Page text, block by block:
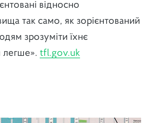
відносно
так само, як зорієнтований
зрозуміти їхнє
легше». tfl.gov.uk